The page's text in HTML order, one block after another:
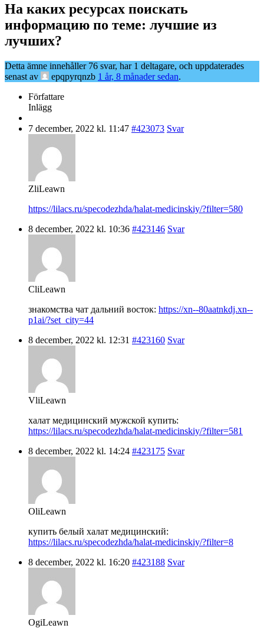
На каких ресурсах поискать
информацию по теме: лучшие из
лучших?
Detta ämne innehåller 76 svar, har 1 deltagare, och uppdaterades
senast av
epqpyrqnzb 1 år, 8 månader sedan.
Författare
Inlägg
7 december, 2022 kl. 11:47 #423073 Svar
ZliLeawn
https://lilacs.ru/specodezhda/halat-medicinskiy/?filter=580
8 december, 2022 kl. 10:36 #423146 Svar
CliLeawn
знакомства чат дальний восток: https://xn--80aatnkdj.xn--
p1ai/?set_city=44
8 december, 2022 kl. 12:31 #423160 Svar
VliLeawn
халат медицинский мужской купить:
https://lilacs.ru/specodezhda/halat-medicinskiy/?filter=581
8 december, 2022 kl. 14:24 #423175 Svar
OliLeawn
купить белый халат медицинский:
https://lilacs.ru/specodezhda/halat-medicinskiy/?filter=8
8 december, 2022 kl. 16:20 #423188 Svar
OgiLeawn